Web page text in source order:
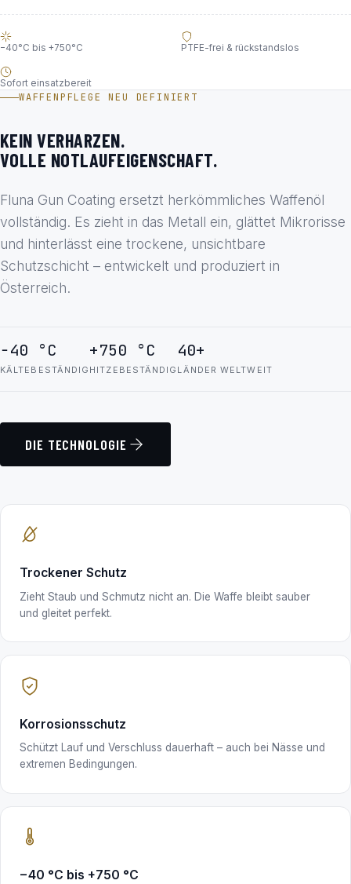
−40°C bis +750°C PTFE-frei & rückstandslos
Sofort einsatzbereit
WAFFENPFLEGE NEU DEFINIERT
KEIN VERHARZEN.
VOLLE NOTLAUFEIGENSCHAFT.
Fluna Gun Coating ersetzt herkömmliches Waffenöl
vollständig. Es zieht in das Metall ein, glättet Mikrorisse
und hinterlässt eine trockene, unsichtbare
Schutzschicht – entwickelt und produziert in
Österreich.
−40 °C
KÄLTEBESTÄNDIG
+750 °C
HITZEBESTÄNDIG
40+
LÄNDER WELTWEIT
DIE TECHNOLOGIE
Trockener Schutz
Zieht Staub und Schmutz nicht an. Die Waffe bleibt sauber
und gleitet perfekt.
Korrosionsschutz
Schützt Lauf und Verschluss dauerhaft – auch bei Nässe und
extremen Bedingungen.
−40 °C bis +750 °C